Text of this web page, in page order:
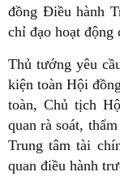
đồng Điều hành
chỉ đạo hoạt động
Thủ tướng yêu
kiện toàn Hội
toàn, Chủ tịch
quan rà soát,
Trung tâm tài
quan điều hành